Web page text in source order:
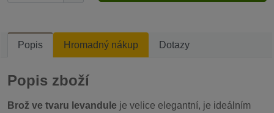
Popis Hromadný nákup Dotazy
Popis zboží
Brož ve tvaru levandule je velice elegantní, je ideálním